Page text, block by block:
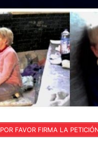
POR FAVOR FIRMA LA